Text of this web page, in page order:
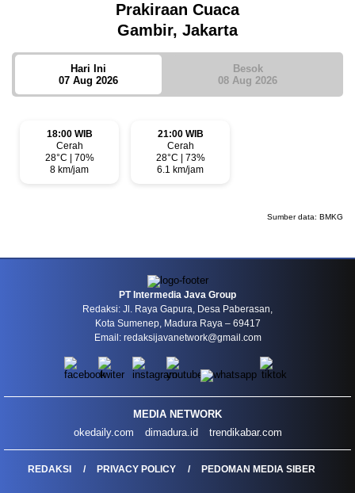
Prakiraan Cuaca
Gambir, Jakarta
Hari Ini
07 Aug 2026
Besok
08 Aug 2026
18:00 WIB
Cerah
28°C | 70%
8 km/jam
21:00 WIB
Cerah
28°C | 73%
6.1 km/jam
Sumber data: BMKG
PT Intermedia Java Group
Redaksi: Jl. Raya Gapura, Desa Paberasan,
Kota Sumenep, Madura Raya – 69417
Email: redaksijavanetwork@gmail.com
MEDIA NETWORK
okedaily.com
dimadura.id trendikabar.com
REDAKSI PRIVACY POLICY PEDOMAN MEDIA SIBER